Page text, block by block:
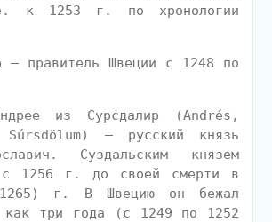
к 1253 г. по хронологии
— правитель Швеции с 1248 по
из Сурсдалир (Andrés,
— русский князь
Суздальским князем
с 1256 г. до своей смерти в
г. В Швецию он бежал
как три года (с 1249 по 1252